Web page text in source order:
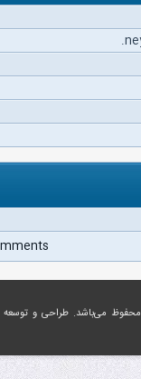
محفوظ می‌باشد. طراحی و توسعه